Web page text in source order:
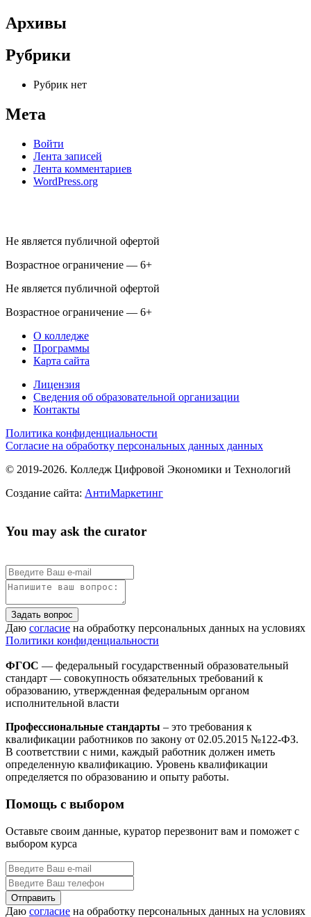
Архивы
Рубрики
Рубрик нет
Мета
Войти
Лента записей
Лента комментариев
WordPress.org
Не является публичной офертой
Возрастное ограничение — 6+
Не является публичной офертой
Возрастное ограничение — 6+
О колледже
Программы
Карта сайта
Лицензия
Сведения об образовательной организации
Контакты
Политика конфиденциальности
Согласие на обработку персональных данных данных
© 2019-2026. Колледж Цифровой Экономики и Технологий
Создание сайта: АнтиМаркетинг
You may ask the curator
Задать вопрос
Даю согласие на обработку персональных данных на условиях
Политики конфиденциальности
ФГОС — федеральный государственный образовательный
стандарт — совокупность обязательных требований к
образованию, утвержденная федеральным органом
исполнительной власти
Профессиональные стандарты – это требования к
квалификации работников по закону от 02.05.2015 №122-ФЗ.
В соответствии с ними, каждый работник должен иметь
определенную квалификацию. Уровень квалификации
определяется по образованию и опыту работы.
Помощь с выбором
Оставьте своим данные, куратор перезвонит вам и поможет с
выбором курса
Даю согласие на обработку персональных данных на условиях